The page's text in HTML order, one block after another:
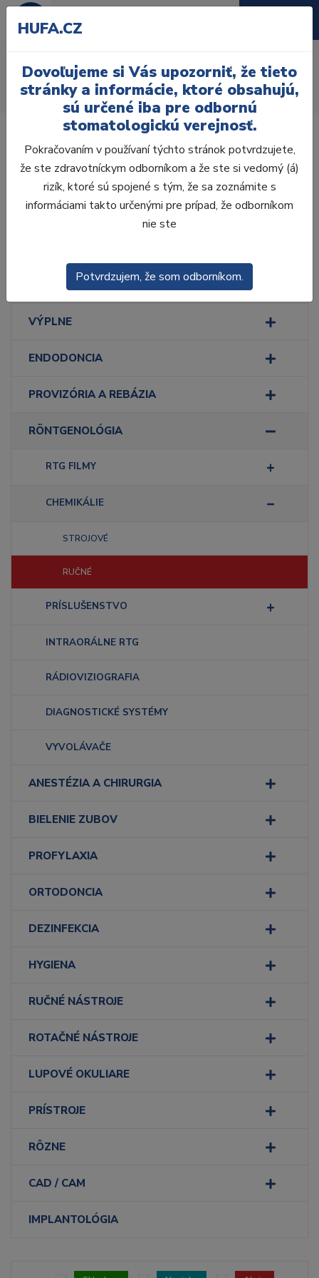
Úvod Ordinácia Röntgenológia
Chemikálie
Laboratórium, Zub.
technika
ODLTAČKOVANIE
VÝPLNE
ENDODONCIA
PROVIZÓRIA A REBÁZIA
RÖNTGENOLÓGIA
RTG FILMY
CHEMIKÁLIE
STROJOVÉ
RUČNÉ
PRÍSLUŠENSTVO
INTRAORÁLNE RTG
RÁDIOVIZIOGRAFIA
DIAGNOSTICKÉ SYSTÉMY
VYVOLÁVAČE
ANESTÉZIA A CHIRURGIA
BIELENIE ZUBOV
PROFYLAXIA
ORTODONCIA
DEZINFEKCIA
HYGIENA
RUČNÉ NÁSTROJE
ROTAČNÉ NÁSTROJE
LUPOVÉ OKULIARE
PRÍSTROJE
RÔZNE
CAD / CAM
IMPLANTOLÓGIA
HUFA.CZ
Dovoľujeme si Vás upozorniť, že tieto
stránky a informácie, ktoré obsahujú,
sú určené iba pre odbornú
stomatologickú verejnosť.
Pokračovaním v používaní týchto stránok potvrdzujete,
že ste zdravotníckym odborníkom a že ste si vedomý (á)
rizík, ktoré sú spojené s tým, že sa zoznámite s
informáciami takto určenými pre prípad, že odborníkom
nie ste
Potvrdzujem, že som odborníkom.